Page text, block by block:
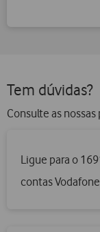
Tem dúvidas?
Consulte as
Ligue para o
contas Vodafone